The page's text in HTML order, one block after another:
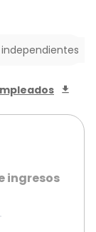
independientes
ingresos